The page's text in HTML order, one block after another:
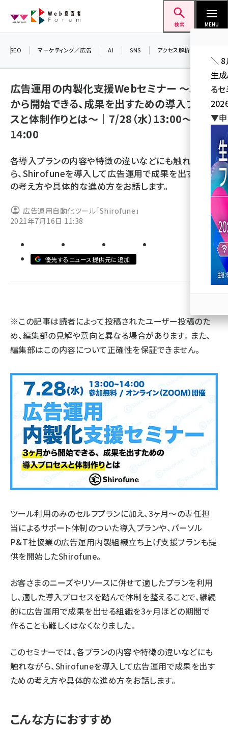
ン
検索 MENU
seo (3528)
note (2315)
セミナー (2308)
z世代 (1623)
meo (1277)
llmo (1166)
SEO マーケティング／広告 AI SNS アクセス解析／データ分析
広告運用の内製化支援Webセミナー 〜3ヶ月
から開始できる、成果を出すための導入プロセ
スと体制作りとは〜｜7/28（水）13:00〜
14:00
各導入プランの内容や特徴の違いなどにも触れなが
ら、Shirofuneを導入して広告運用で成果を出すため
の考え方や具体的な進め方をお話します。
広告運用自動化ツール「Shirofune」
2021年7月16日 11:38
優先するニュース提供元に追加
※この記事は読者によって投稿されたユーザー投稿のた
め、編集部の見解や意向と異なる場合があります。 また、
編集部はこの内容について正確性を保証できません。
ツール利用のみのセルフプランに加え、3ヶ月〜の専任担
当によるサポート体制のついた導入プランや、パーソル
P&T社協業の広告運用内製組織立ち上げ支援プランも提
供を開始したShirofune。
お客さまのニーズやリソースに併せて適したプランを利用
し、適した導入プロセスを踏んで体制を整えることで、継続
的に広告運用で成果を出せる組織を3ヶ月ほどの期間で
作ることも難しくはなくなりました。
このセミナーでは、各プランの内容や特徴の違いなどにも
触れながら、Shirofuneを導入して広告運用で成果を出す
ための考え方や具体的な進め方をお話します。
こんな方におすすめ
＼ 8
生
る
▼申